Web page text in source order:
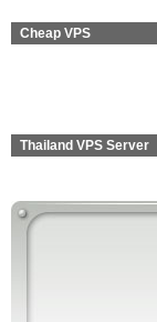
Cheap VPS
Thailand VPS Server